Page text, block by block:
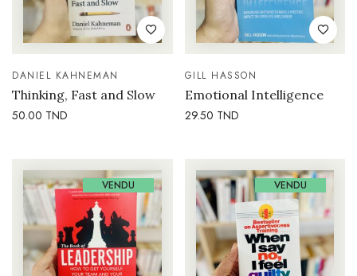
DANIEL KAHNEMAN
Thinking, Fast and Slow
50.00 TND
GILL HASSON
Emotional Intelligence
29.50 TND
VENDU VENDU